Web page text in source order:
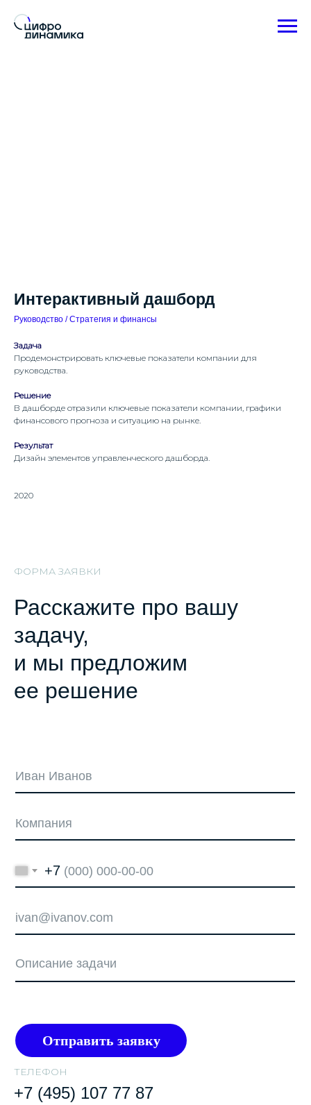
Интерактивный дашборд
Руководство / Стратегия и финансы
Задача
Продемонстрировать ключевые показатели компании для
руководства.
Решение
В дашборде отразили ключевые показатели компании, графики
финансового прогноза и ситуацию на рынке.
Результат
Дизайн элементов управленческого дашборда.
2020
ТЕЛЕФОН
+7 (495) 107 77 87
+7
Отправить заявку
ФОРМА ЗАЯВКИ
Расскажите про вашу
задачу,
и мы предложим
ее решение